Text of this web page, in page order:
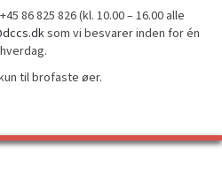
86 825 826 (kl. 10.00 – 16.00 alle
som vi besvarer inden for én
hverdag.
til brofaste øer.